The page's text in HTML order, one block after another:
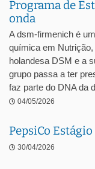
Programa de
onda
A dsm-firmenich é
química em
holandesa DSM e a
grupo passa a ter
faz parte do DNA da
04/05/2026
PepsiCo
30/04/2026